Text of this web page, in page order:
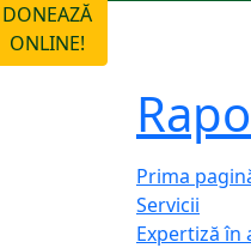
DONEAZĂ
ONLINE!
Prima
Servicii
Expertiză în